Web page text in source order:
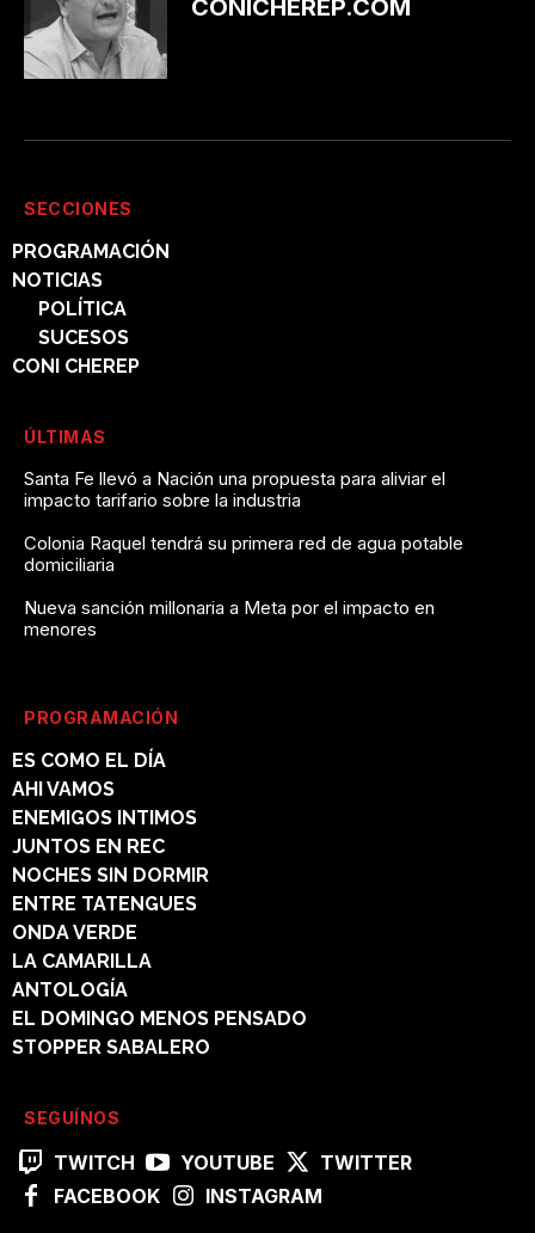
CONICHEREP.COM
SECCIONES
PROGRAMACIÓN
NOTICIAS
POLÍTICA
SUCESOS
CONI CHEREP
ÚLTIMAS
Santa Fe llevó a Nación una propuesta para aliviar el
impacto tarifario sobre la industria
Colonia Raquel tendrá su primera red de agua potable
domiciliaria
Nueva sanción millonaria a Meta por el impacto en
menores
PROGRAMACIÓN
ES COMO EL DÍA
AHI VAMOS
ENEMIGOS INTIMOS
JUNTOS EN REC
NOCHES SIN DORMIR
ENTRE TATENGUES
ONDA VERDE
LA CAMARILLA
ANTOLOGÍA
EL DOMINGO MENOS PENSADO
STOPPER SABALERO
SEGUÍNOS
TWITCH YOUTUBE
TWITTER
FACEBOOK
INSTAGRAM